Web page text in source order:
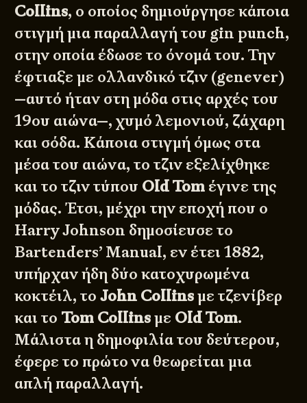
Collins, ο οποίος δημιούργησε κάποια
στιγμή μια παραλλαγή του gin punch,
στην οποία έδωσε το όνομά του. Την
έφτιαξε με ολλανδικό τζιν (genever)
—αυτό ήταν στη μόδα στις αρχές του
19ου αιώνα—, χυμό λεμονιού, ζάχαρη
και σόδα. Κάποια στιγμή όμως στα
μέσα του αιώνα, το τζιν εξελίχθηκε
και το τζιν τύπου Old Tom έγινε της
μόδας. Έτσι, μέχρι την εποχή που ο
Harry Johnson δημοσίευσε το
Bartenders’ Manual, εν έτει 1882,
υπήρχαν ήδη δύο κατοχυρωμένα
κοκτέιλ, τοJohn Collinsμε τζενίβερ
και το Tom Collinsμε Old Tom.
Μάλιστα η δημοφιλία του δεύτερου,
έφερε το πρώτο να θεωρείται μια
απλή παραλλαγή.